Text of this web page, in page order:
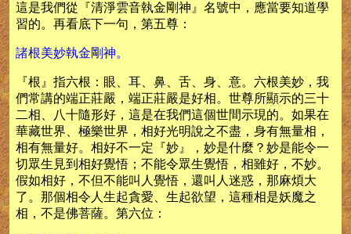
這是我們從『清淨雲音執金剛神』名號中，應當要知道學
習的。再看底下一句，第五尊：
諸根美妙執金剛神。
『根』指六根：眼、耳、鼻、舌、身、意。六根美妙，我
們常講的端正莊嚴，端正莊嚴是好相。世尊所顯示的三十
二相、八十隨形好，這是在我們這個世間示現的。如果在
華藏世界、極樂世界，相好光明說之不盡，身有無量相，
相有無量好。相好不一定『妙』，妙是什麼？妙是能令一
切眾生見到相好覺悟；不能令眾生覺悟，相雖好，不妙。
假如相好，不但不能叫人覺悟，還叫人迷惑，那麻煩大
了。那個相令人生起貪愛、生起欲望，這種相是妖魔之
相，不是佛菩薩。第六位：